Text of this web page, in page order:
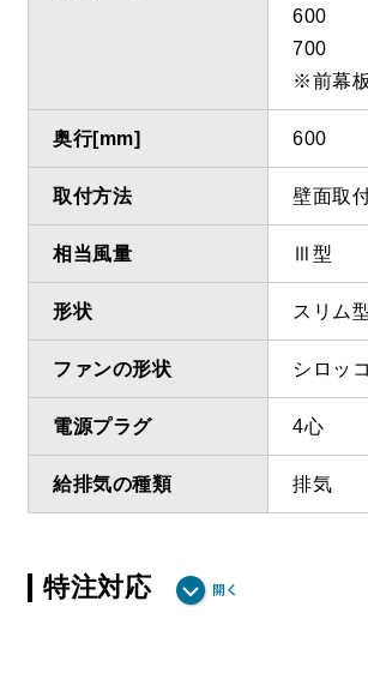
600
700
※前幕
奥行[mm] 600
取付方法 壁面取
相当風量 Ⅲ型
形状 スリム
ファンの形状 シロッコ
電源プラグ 4心
給排気の種類 排気
特注対応